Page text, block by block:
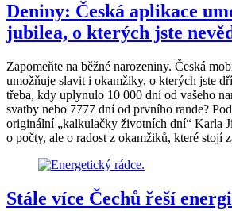
Deniny: Česká aplikace
jubilea, o kterých jste
Zapomeňte na běžné narozeniny. Česká
umožňuje slavit i okamžiky, o kterých jste
třeba, kdy uplynulo 10 000 dní od vašeho
svatby nebo 7777 dní od prvního rande?
originální „kalkulačky životních dní“ Karla
o počty, ale o radost z okamžiků, které stojí
Stále více Čechů řeší